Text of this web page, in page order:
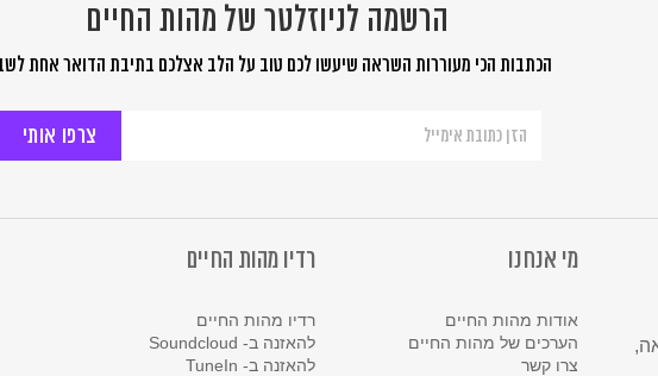
הרשמה לניוזלטר של מהות החיים
הכתבות הכי מעוררות השראה שיעשו לכם טוב על הלב אצלכם בתיבת הדואר אחת
לניוזלטר
מי אנחנו
אודות מהות החיים
הערכים של מהות החיים
צרו קשר
רדיו מהות החיים
רדיו מהות החיים
להאזנה ב- Soundcloud
להאזנה ב- TuneIn